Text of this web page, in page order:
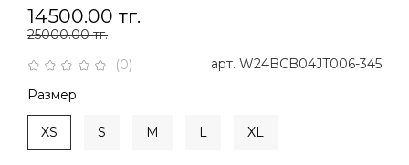
(0) арт. W24BCB04JT006-345
14500.00 тг.
25000.00 тг.
Размер
XS S M L XL